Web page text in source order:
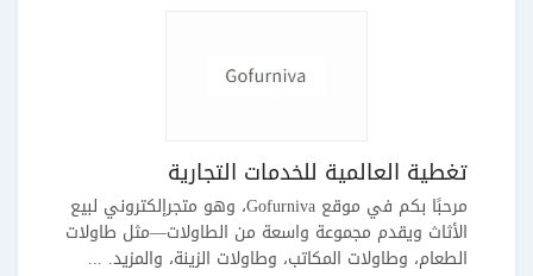
تغطية العالمية للخدمات التجارية
مرحبًا بكم في موقع Gofurniva، وهو متجرإلكتروني لبيع
الأثاث ويقدم مجموعة واسعة من الطاولات—مثل طاولات
الطعام، وطاولات المكاتب، وطاولات الزينة، والمزيد. ...